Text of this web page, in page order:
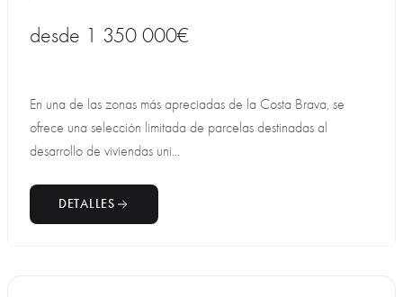
desde 1 350 000€
En una de las zonas más apreciadas de la Costa Brava, se
ofrece una selección limitada de parcelas destinadas al
desarrollo de viviendas uni...
DETALLES